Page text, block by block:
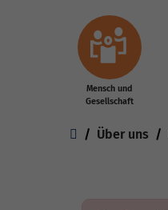
Mensch und
Gesellschaft
Sie sind hier:
Über uns